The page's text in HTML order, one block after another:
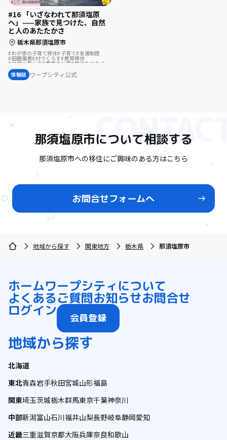
#16 「いざなわれて那須塩原
へ」——家族で見つけた、自然
と人のあたたかさ
栃木県那須塩原市
わが家の子育て移住 子育て 支援制度
田園風景 村でくらす 教育移住
自然と暮らす 農業の仕事 歴史をつむぐ
遊び場が近い
体験談 ワープシティ公式
那須塩原市について相談する
那須塩原市への移住にご興味のある方はこちら
お問合せフォームへ
地域から探す 関東地方 栃木県 那須塩原市
ホームワープシティについて
よくあるご質問お知らせお問合せ
ログイン 会員登録
地域から探す
北海道
東北青森岩手秋田宮城山形福島
関東埼玉茨城栃木群馬東京千葉神奈川
中部新潟富山石川福井山梨長野岐阜静岡愛知
近畿三重滋賀京都大阪兵庫奈良和歌山